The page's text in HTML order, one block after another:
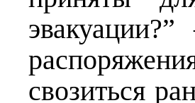
свозиться